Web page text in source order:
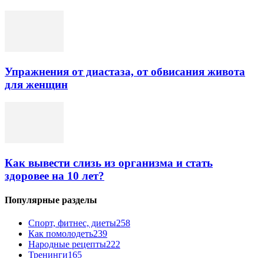
Упражнения от диастаза, от обвисания живота
для женщин
Как вывести слизь из организма и стать
здоровее на 10 лет?
Популярные разделы
Спорт, фитнес, диеты258
Как помолодеть239
Народные рецепты222
Тренинги165